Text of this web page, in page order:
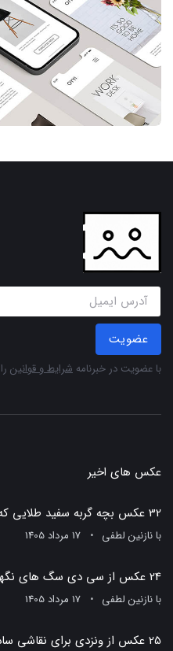
عضویت
با عضویت در خبرنامه شرایط و قوانین
عکس های اخیر
32 عکس بچه گربه سفید طلایی که قلبتان را میبرد
بانازنین لطفی 17 مرداد 1405
24 عکس از سی دی سگ های نگهبان و بهترین لحظات شیرین آن‌ها
بانازنین لطفی 17 مرداد 1405
25 عکس از ونزدی برای نقاشی ساده و شگفت‌انگیز